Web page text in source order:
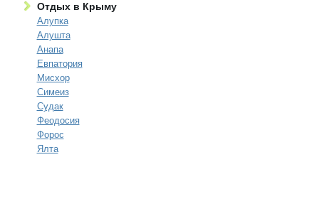
Отдых в Крыму
Алупка
Алушта
Анапа
Евпатория
Мисхор
Симеиз
Судак
Феодосия
Форос
Ялта